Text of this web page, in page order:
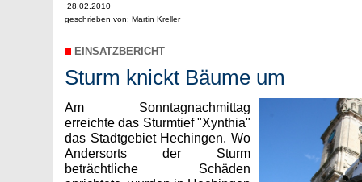
28.02.2010
geschrieben von: Martin Kreller
EINSATZBERICHT
Sturm knickt Bäume um
Am Sonntagnachmittag
erreichte das Sturmtief "Xynthia"
das Stadtgebiet Hechingen. Wo
Andersorts der Sturm
beträchtliche Schäden